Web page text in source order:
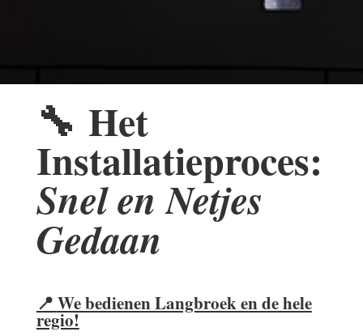
🔧 Het
Installatieproces:
Snel en Netjes
Gedaan
📍 We bedienen Langbroek en de hele
regio!